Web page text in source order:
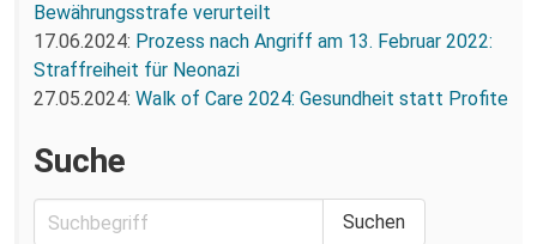
Bewährungsstrafe verurteilt
17.06.2024: Prozess nach Angriff am 13. Februar 2022:
Straffreiheit für Neonazi
27.05.2024: Walk of Care 2024: Gesundheit statt Profite
Suche